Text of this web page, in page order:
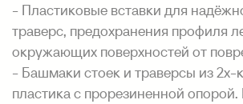
- Пластиковые вставки для
траверс, предохранения профиля
окружающих поверхностей от
- Башмаки стоек и траверсы из 2х-
пластика с прорезиненной опорой.